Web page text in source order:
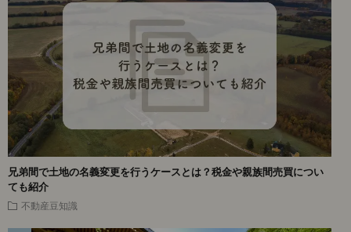
兄弟間で土地の名義変更を行うケースとは？税金や親族間売買につい
ても紹介
不動産豆知識